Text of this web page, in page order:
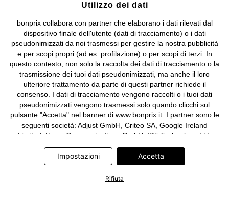
Utilizzo dei dati
bonprix collabora con partner che elaborano i dati rilevati dal
dispositivo finale dell'utente (dati di tracciamento) o i dati
pseudonimizzati da noi trasmessi per gestire la nostra pubblicità
e per scopi propri (ad es. profilazione) o per scopi di terzi. In
questo contesto, non solo la raccolta dei dati di tracciamento o la
trasmissione dei tuoi dati pseudonimizzati, ma anche il loro
ulteriore trattamento da parte di questi partner richiede il
consenso. I dati di tracciamento vengono raccolti o i tuoi dati
pseudonimizzati vengono trasmessi solo quando clicchi sul
pulsante "Accetta" nel banner di www.bonprix.it. I partner sono le
seguenti società: Adjust GmbH, Criteo SA, Google Ireland
Limited, Hurra Communications GmbH, ID5 Technology Ltd,
Meta Platforms Ireland Limited, Microsoft Ireland Operations
Limited, Pinterest Europe Limited, RTB-House GmbH, TikTok
Information Technologies UK Limited. Ulteriori informazioni sul
trattamento dei dati da parte di questi partner sono disponibili
Impostazioni Accetta
Rifiuta